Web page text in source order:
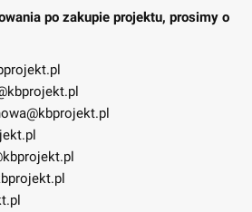
po zakupie projektu, prosimy o